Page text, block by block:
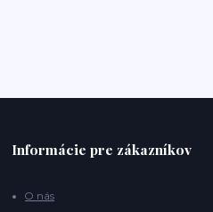
Informácie pre zákazníkov
O nás